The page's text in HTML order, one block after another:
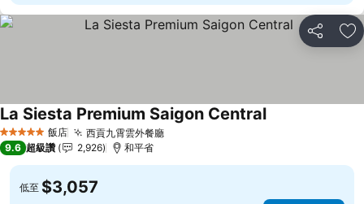
分享 加
5 星級 飯店 西貢九霄雲外餐廳查看價格
La Siesta Premium Saigon Central查看價格
9.6 超級讚 2,926 和平省
低至 $3,057